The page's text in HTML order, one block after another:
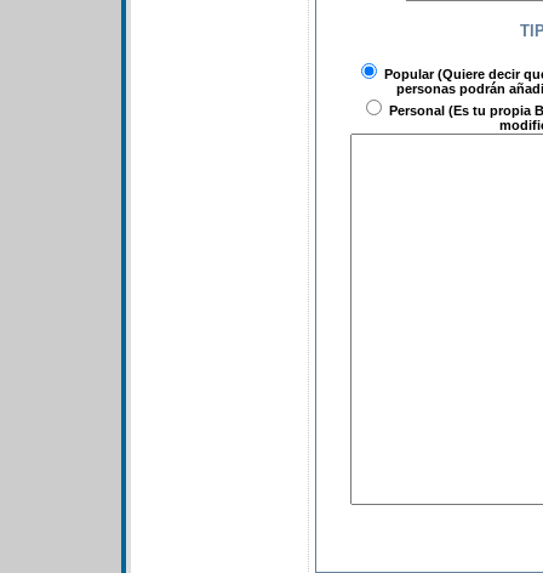
Popular(Quiere decir
personas podrán
Personal (Es tu propia